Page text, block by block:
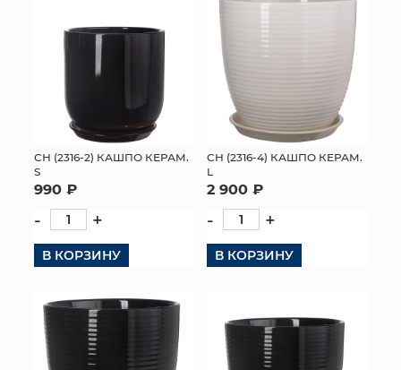
СН (2316-2) КАШПО КЕРАМ.
S
990 ₽
- +
В КОРЗИНУ
СН (2316-4) КАШПО КЕРАМ.
L
2 900 ₽
- +
В КОРЗИНУ